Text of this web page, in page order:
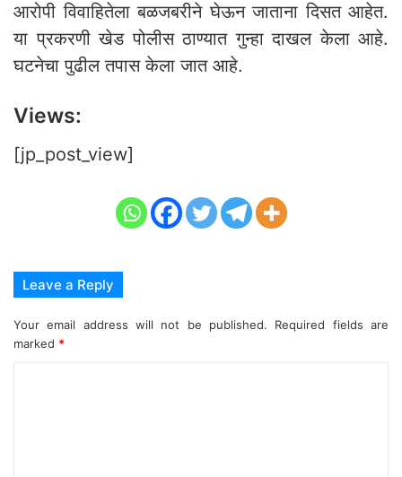
आरोपी विवाहितेला बळजबरीने घेऊन जाताना दिसत आहेत.
या प्रकरणी खेड पोलीस ठाण्यात गुन्हा दाखल केला आहे.
घटनेचा पुढील तपास केला जात आहे.
Views:
[jp_post_view]
Leave a Reply
Your email address will not be published.
Required fields are
marked *